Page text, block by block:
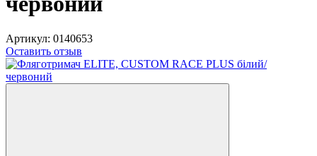
Артикул: 0140653
Оставить отзыв